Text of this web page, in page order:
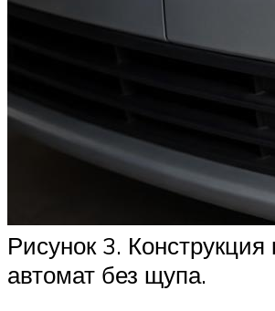
Рисунок 3. Конструкция
автомат без щупа.